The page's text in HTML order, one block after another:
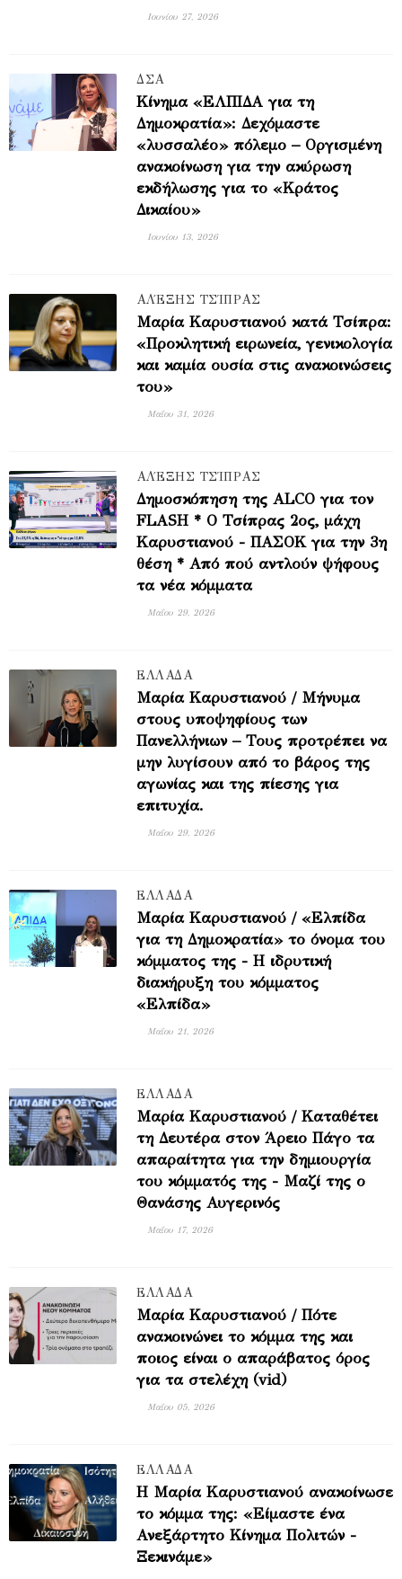
Ιουνίου 27, 2026
ΔΣΑ
Κίνημα «ΕΛΠΙΔΑ για τη
Δημοκρατία»: Δεχόμαστε
«λυσσαλέο» πόλεμο – Οργισμένη
ανακοίνωση για την ακύρωση
εκδήλωσης για το «Κράτος
Δικαίου»
Ιουνίου 13, 2026
ΑΛΈΞΗΣ ΤΣΊΠΡΑΣ
Μαρία Καρυστιανού κατά Τσίπρα:
«Προκλητική ειρωνεία, γενικολογία
και καμία ουσία στις ανακοινώσεις
του»
Μαΐου 31, 2026
ΑΛΈΞΗΣ ΤΣΊΠΡΑΣ
Δημοσκόπηση της ALCO για τον
FLASH * Ο Τσίπρας 2ος, μάχη
Καρυστιανού - ΠΑΣΟΚ για την 3η
θέση * Από πού αντλούν ψήφους
τα νέα κόμματα
Μαΐου 29, 2026
ΕΛΛΑΔΑ
Μαρία Καρυστιανού / Μήνυμα
στους υποψηφίους των
Πανελλήνιων – Τους προτρέπει να
μην λυγίσουν από το βάρος της
αγωνίας και της πίεσης για
επιτυχία.
Μαΐου 29, 2026
ΕΛΛΑΔΑ
Μαρία Καρυστιανού / «Ελπίδα
για τη Δημοκρατία» το όνομα του
κόμματος της - Η ιδρυτική
διακήρυξη του κόμματος
«Ελπίδα»
Μαΐου 21, 2026
ΕΛΛΑΔΑ
Μαρία Καρυστιανού / Καταθέτει
τη Δευτέρα στον Άρειο Πάγο τα
απαραίτητα για την δημιουργία
του κόμματός της - Μαζί της ο
Θανάσης Αυγερινός
Μαΐου 17, 2026
ΕΛΛΑΔΑ
Μαρία Καρυστιανού / Πότε
ανακοινώνει το κόμμα της και
ποιος είναι ο απαράβατος όρος
για τα στελέχη (vid)
Μαΐου 05, 2026
ΕΛΛΑΔΑ
Η Μαρία Καρυστιανού ανακοίνωσε
το κόμμα της: «Είμαστε ένα
Ανεξάρτητο Κίνημα Πολιτών -
Ξεκινάμε»